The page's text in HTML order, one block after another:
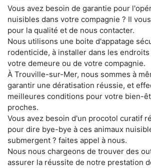
Vous avez besoin de garantie pour
nuisibles dans votre compagnie ? Il
pour la qualité et de nous contacter.
Nous utilisons une boite d'appatage
rodenticide, à installer dans les
votre demeure ou de votre compagnie.
À Trouville-sur-Mer, nous sommes à
garantir une dératisation réussie, et
meilleures conditions pour votre bien-
proches.
Vous avez besoin d'un procotol curatif
pour dire bye-bye à ces animaux
submergent ? faites appel à nous.
Nous nous chargeons de trouver des
assurer la réussite de notre prestation